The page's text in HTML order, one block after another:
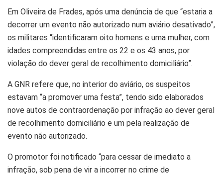
Em Oliveira de Frades, após uma denúncia de que “estaria a
decorrer um evento não autorizado num aviário desativado”,
os militares “identificaram oito homens e uma mulher, com
idades compreendidas entre os 22 e os 43 anos, por
violação do dever geral de recolhimento domiciliário”.
A GNR refere que, no interior do aviário, os suspeitos
estavam “a promover uma festa”, tendo sido elaborados
nove autos de contraordenação por infração ao dever geral
de recolhimento domiciliário e um pela realização de
evento não autorizado.
O promotor foi notificado “para cessar de imediato a
infração, sob pena de vir a incorrer no crime de